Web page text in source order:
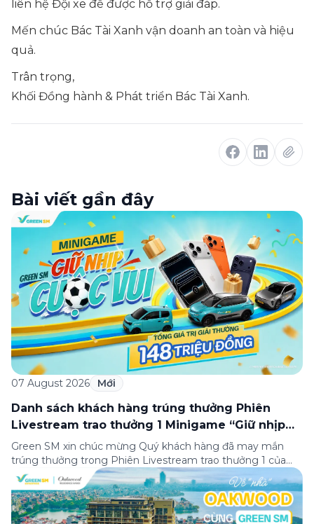
liên hệ Đội xe để được hỗ trợ giải đáp.
Mến chúc Bác Tài Xanh vận doanh an toàn và hiệu
quả.
Trân trọng,
Khối Đồng hành & Phát triển Bác Tài Xanh.
Bài viết gần đây
07 August 2026 Mới
Danh sách khách hàng trúng thưởng Phiên
Livestream trao thưởng 1 Minigame “Giữ nhịp
cuộc vui”
Green SM xin chúc mừng Quý khách hàng đã may mắn
trúng thưởng trong Phiên Livestream trao thưởng 1 của
Minigame “Giữ nhịp cuộc vui”, được phát sóng trực tiếp
trên Fanpage và TikTok Green SM từ 20:00 – 21:00 ngày
04/08/2026. Phiên livestream đã diễn ra công khai với sự
theo dõi của đông […]